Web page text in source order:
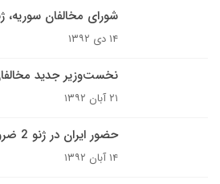
شورای مخالفان سوریه، ژنو2 را تحریم
۱۴ دی ۱۳۹۲
نخست‌وزیر جدید
۲۱ آبان ۱۳۹۲
حضور ایران در ژنو 2 ضروری است
۱۴ آبان ۱۳۹۲